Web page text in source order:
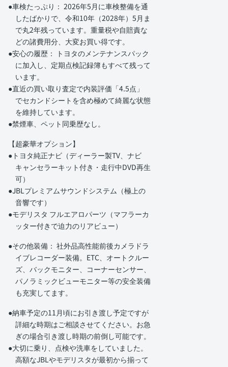
●車検たっぷり： 2026年5月に車検整備を通
したばかりで、令和10年（2028年）5月ま
で丸2年残っています。重量税や自賠責な
どの諸費用分、大変お買い得です。
●安心の履歴： トヨタのメンテナンスパック
に加入し、定期点検記録簿もすべて残って
います。
●直近の買い取り査定で内装評価「4.5点」
でセカンドシートを含め極めて綺麗な状態
を維持しています。
●禁煙車、ペット同乗歴なし。
【超豪華オプション】
●トヨタ純正ナビ（ディーラー製TV、ナビ
キャンセラーキット付き・走行中DVD再生
可）
●JBLプレミアムサウンドシステム（極上の
音響です）
●モデリスタ フルエアロパーツ（マフラーカ
ッター付きで迫力のリアビュー）
●その他装備： 社外品高性能前後カメラドラ
イブレコーダー装備。ETC、オートクルー
ズ、バックモニター、コーナーセンサー、
パノラミックビューモニター等の安全装備
も充実してます。
●納車予定の11月頃にお引き渡し予定ですが
詳細な時期はご相談させてください。お急
ぎの場合引き渡し時期の前倒し可能です。
●大切に乗り、点検や洗車をしていました。
高額なJBLやモデリスタが最初から揃って